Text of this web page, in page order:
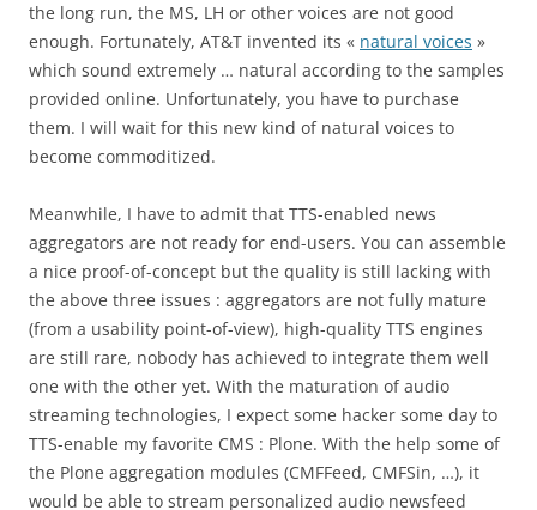
the long run, the MS, LH or other voices are not good
enough. Fortunately, AT&T invented its « natural voices »
which sound extremely … natural according to the samples
provided online. Unfortunately, you have to purchase
them. I will wait for this new kind of natural voices to
become commoditized.
Meanwhile, I have to admit that TTS-enabled news
aggregators are not ready for end-users. You can assemble
a nice proof-of-concept but the quality is still lacking with
the above three issues : aggregators are not fully mature
(from a usability point-of-view), high-quality TTS engines
are still rare, nobody has achieved to integrate them well
one with the other yet. With the maturation of audio
streaming technologies, I expect some hacker some day to
TTS-enable my favorite CMS : Plone. With the help some of
the Plone aggregation modules (CMFFeed, CMFSin, …), it
would be able to stream personalized audio newsfeed